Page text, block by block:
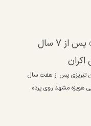
رونمایی از تیزر «سلام علیکم حاج آقا» پس از ۷ سال
تبریزی پس از هفت سال
هویزه مشهد روی پرده